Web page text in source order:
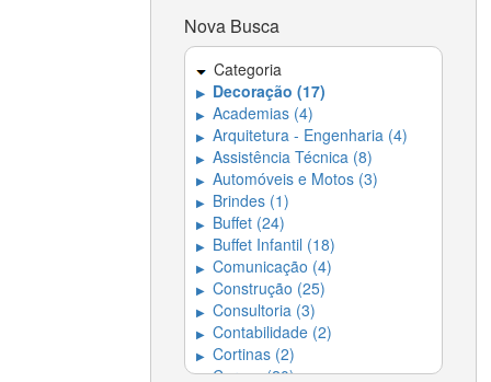
Nova Busca
Categoria
▶ Decoração (17)
▶ Academias (4)
▶ Arquitetura - Engenharia (4)
▶ Assistência Técnica (8)
▶ Automóveis e Motos (3)
▶ Brindes (1)
▶ Buffet (24)
▶ Buffet Infantil (18)
▶ Comunicação (4)
▶ Construção (25)
▶ Consultoria (3)
▶ Contabilidade (2)
▶ Cortinas (2)
▶ Cursos (20)